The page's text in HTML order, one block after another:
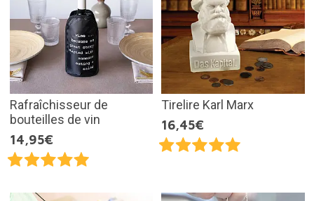
Rafraîchisseur de
bouteilles de vin
14,95€
Tirelire Karl Marx
16,45€